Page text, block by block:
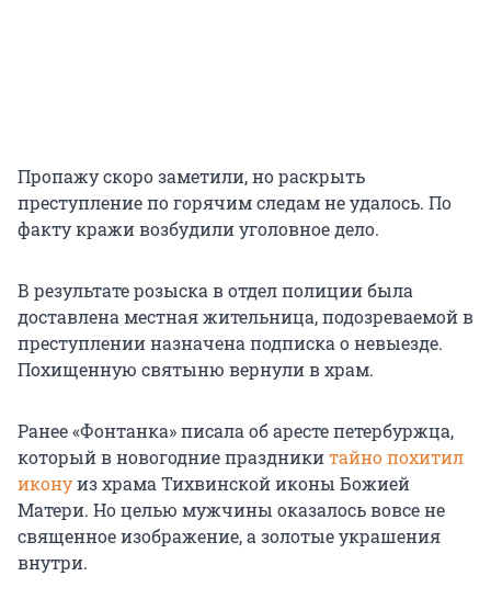
Пропажу скоро заметили, но раскрыть
преступление по горячим следам не удалось. По
факту кражи возбудили уголовное дело.
В результате розыска в отдел полиции была
доставлена местная жительница, подозреваемой в
преступлении назначена подписка о невыезде.
Похищенную святыню вернули в храм.
Ранее «Фонтанка» писала об аресте петербуржца,
который в новогодние праздникитайно похитил
иконуиз храма Тихвинской иконы Божией
Матери. Но целью мужчины оказалось вовсе не
священное изображение, а золотые украшения
внутри.